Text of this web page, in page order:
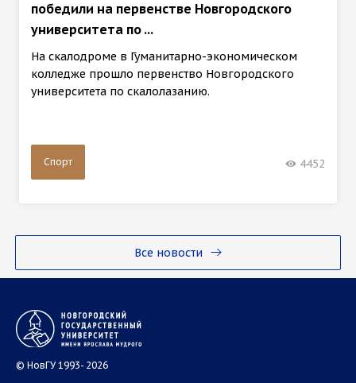
Все новости
победили на первенстве Новгородского
университета по ...
На скалодроме в Гуманитарно-экономическом
колледже прошло первенство Новгородского
университета по скалолазанию.
Спорт 4452
© НовГУ 1993- 2026